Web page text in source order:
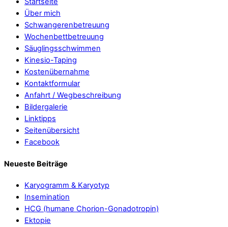
Über mich
Schwangerenbetreuung
Wochenbettbetreuung
Säuglingsschwimmen
Kinesio-Taping
Kostenübernahme
Kontaktformular
Anfahrt / Wegbeschreibung
Bildergalerie
Linktipps
Seitenübersicht
Facebook
Neueste Beiträge
Karyogramm & Karyotyp
Insemination
HCG (humane Chorion-Gonadotropin)
Ektopie